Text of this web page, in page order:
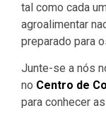
tal como cada
agroalimentar
preparado para
Junte-se a nós
no Centro de
para conhecer